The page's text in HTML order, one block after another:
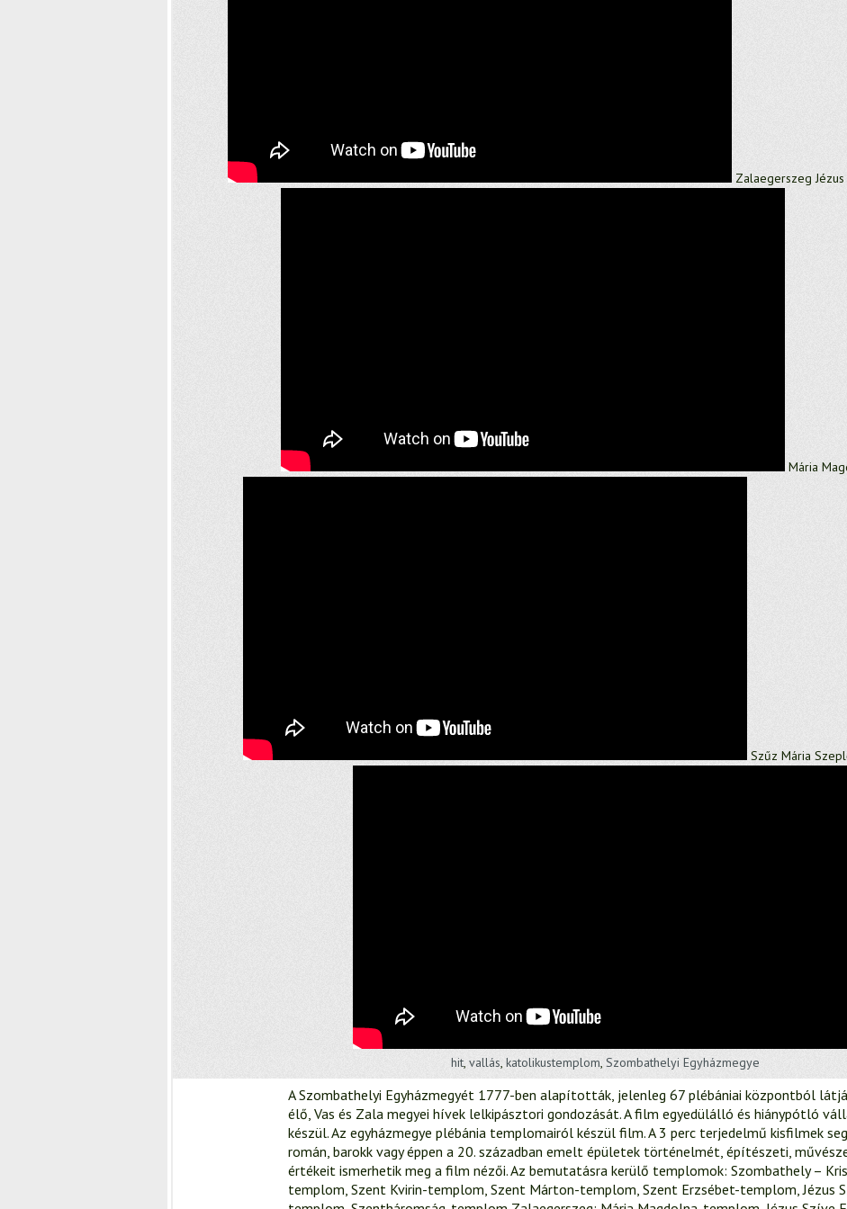
Zalaegerszeg
Mária
Szűz Mária
hit, vallás, katolikustemplom, Szombathelyi Egyházmegye
A Szombathelyi Egyházmegyét 1777-ben alapították, jelenleg 67 plébániai központból
élő, Vas és Zala megyei hívek lelkipásztori gondozását. A film egyedülálló és hiánypótló
készül. Az egyházmegye plébánia templomairól készül film. A 3 perc terjedelmű kisfilmek
román, barokk vagy éppen a 20. században emelt épületek történelmét, építészeti,
értékeit ismerhetik meg a film nézői. Az bemutatásra kerülő templomok: Szombathely –
templom, Szent Kvirin-templom, Szent Márton-templom, Szent Erzsébet-templom, Jézus